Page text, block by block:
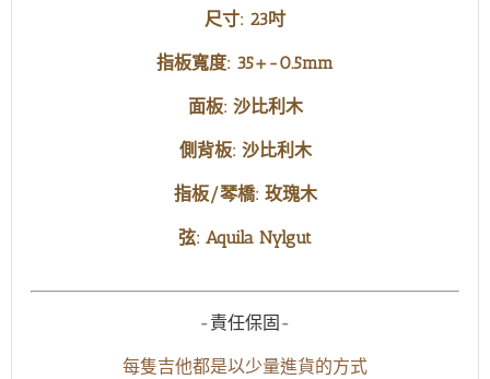
尺寸: 23吋
指板寬度: 35+-0.5mm
面板: 沙比利木
側背板: 沙比利木
指板/琴橋: 玫瑰木
弦: Aquila Nylgut
-責任保固-
每隻吉他都是以少量進貨的方式